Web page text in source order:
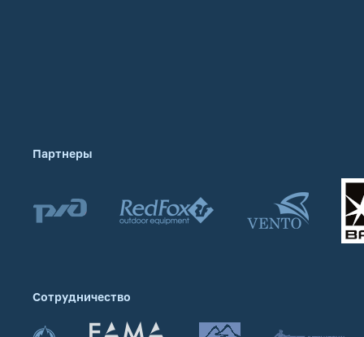
Партнеры
Сотрудничество